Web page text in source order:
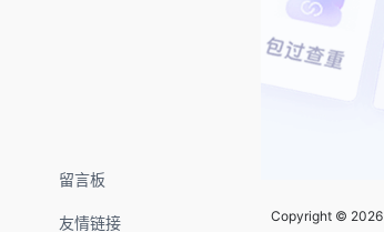
留言板
友情链接 Copyright © 2026